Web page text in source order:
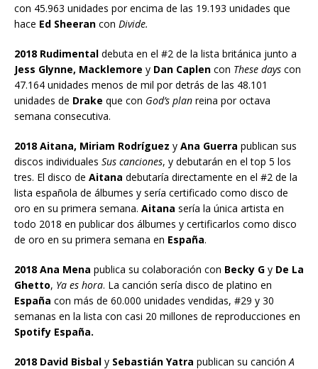
con 45.963 unidades por encima de las 19.193 unidades que
hace Ed Sheeran con Divide.
2018 Rudimental debuta en el #2 de la lista británica junto a
Jess Glynne, Macklemore y Dan Caplen con These days con
47.164 unidades menos de mil por detrás de las 48.101
unidades de Drake que con God’s plan reina por octava
semana consecutiva.
2018 Aitana, Miriam Rodríguez y Ana Guerra publican sus
discos individuales Sus canciones, y debutarán en el top 5 los
tres. El disco de Aitana debutaría directamente en el #2 de la
lista española de álbumes y sería certificado como disco de
oro en su primera semana. Aitana sería la única artista en
todo 2018 en publicar dos álbumes y certificarlos como disco
de oro en su primera semana en España.
2018 Ana Mena publica su colaboración con Becky G y De La
Ghetto, Ya es hora. La canción sería disco de platino en
España con más de 60.000 unidades vendidas, #29 y 30
semanas en la lista con casi 20 millones de reproducciones en
Spotify España.
2018 David Bisbal y Sebastián Yatra publican su canción A